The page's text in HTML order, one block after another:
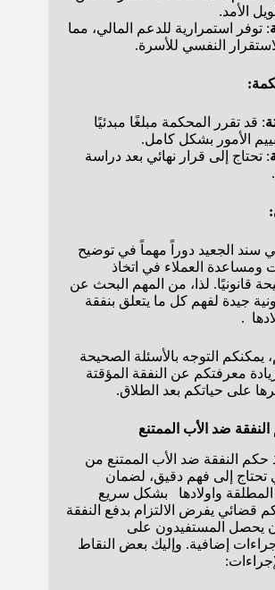
الأمد.
: توفر استمرارية للدعم المالي، مما
النفسي للأسرة.
: قد تقرر المحكمة مبلغًا مبدئيًا
الأمور بشكل كامل.
: تحتاج إلى قرار نهائي بعد دراسة
سند الجعيد دوراً مهماً في توضيح
ومساعدة العملاء في اتخاذ
قانونيًا. لذا، من المهم البحث عن
جيدة لفهم كل ما يتعلق بنفقة
.
يمكنكم التوجه بالأسئلة الصحيحة
معرفتكم عن النفقة المؤقتة
على حياتكم بعد الطلاق.
ضد الأب الممتنع
حكم النفقة ضد الأب الممتنع من
تحتاج إلى فهم دقيق، لضمان
واولادها بشكل سريع
قضائي يفرض الالتزام بدفع النفقة
يحصل المستفيدون على
إضافية. وإليك بعض النقاط